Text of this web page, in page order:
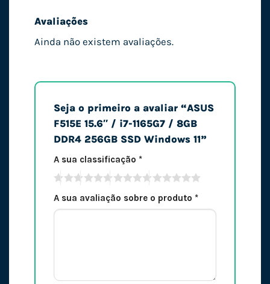
Avaliações
Ainda não existem avaliações.
Seja o primeiro a avaliar “ASUS
F515E 15.6″ / i7-1165G7 / 8GB
DDR4 256GB SSD Windows 11”
A sua classificação *
A sua avaliação sobre o produto *